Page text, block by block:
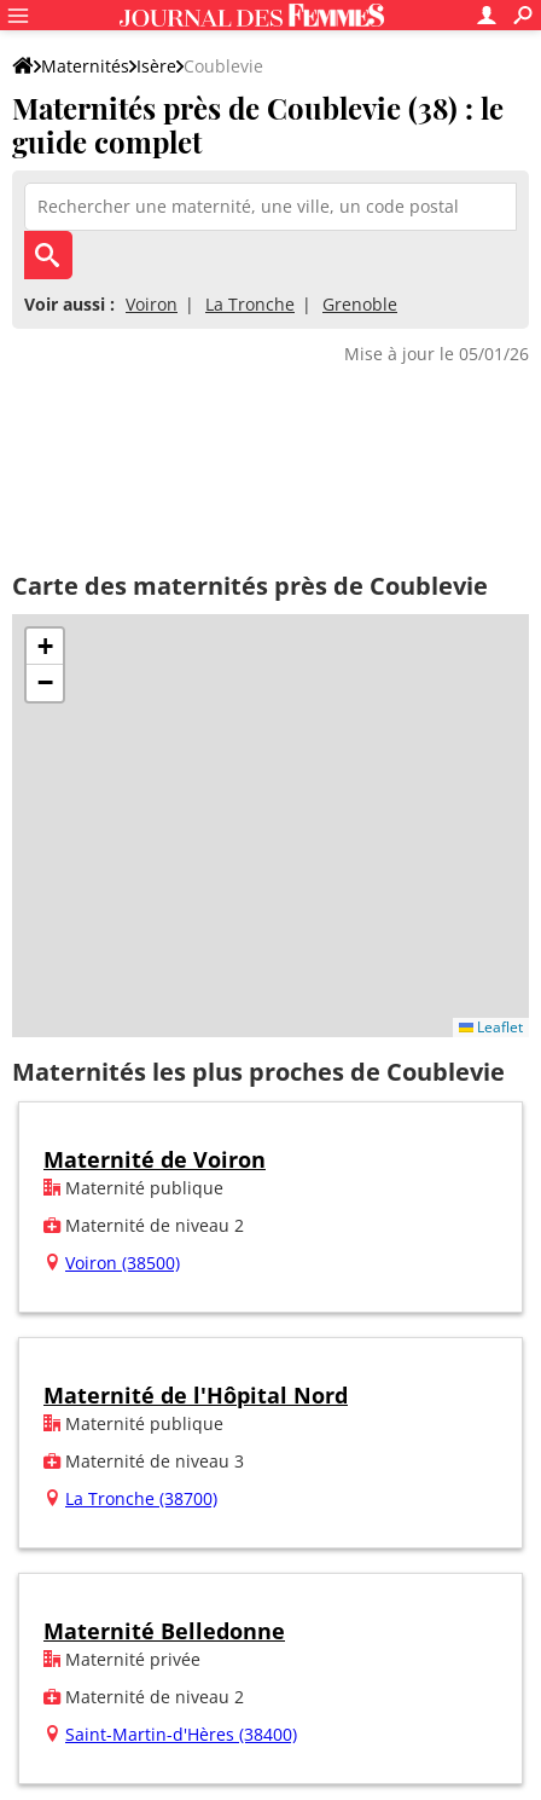
Maternités Isère Coublevie
Maternités près de Coublevie (38) : le
guide complet
Voir aussi : Voiron La Tronche Grenoble
Mise à jour le 05/01/26
Carte des maternités près de Coublevie
+
−
Leaflet
Maternités les plus proches de Coublevie
Maternité de Voiron
Maternité publique
Maternité de niveau 2
Voiron (38500)
Maternité de l'Hôpital Nord
Maternité publique
Maternité de niveau 3
La Tronche (38700)
Maternité Belledonne
Maternité privée
Maternité de niveau 2
Saint-Martin-d'Hères (38400)